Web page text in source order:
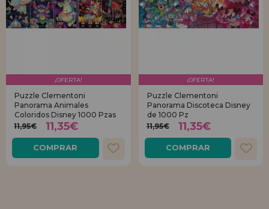
¡OFERTA!
Puzzle Clementoni
Panorama Animales
Coloridos Disney 1000 Pzas
11,95€
11,35€
COMPRAR
¡OFERTA!
Puzzle Clementoni
Panorama Discoteca Disney
de 1000 Pz
11,95€
11,35€
COMPRAR